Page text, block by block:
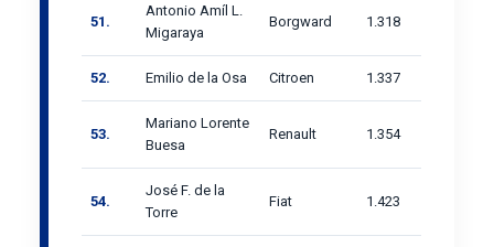
51.
Antonio Amíl L.
Migaraya
Borgward 1.318
52. Emilio de la Osa Citroen 1.337
53.
Mariano Lorente
Buesa
Renault 1.354
54.
José F. de la
Torre
Fiat 1.423